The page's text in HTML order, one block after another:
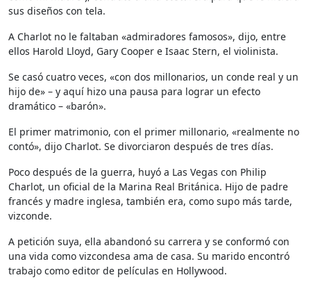
sus diseños con tela.
A Charlot no le faltaban «admiradores famosos», dijo, entre
ellos Harold Lloyd, Gary Cooper e Isaac Stern, el violinista.
Se casó cuatro veces, «con dos millonarios, un conde real y un
hijo de» – y aquí hizo una pausa para lograr un efecto
dramático – «barón».
El primer matrimonio, con el primer millonario, «realmente no
contó», dijo Charlot. Se divorciaron después de tres días.
Poco después de la guerra, huyó a Las Vegas con Philip
Charlot, un oficial de la Marina Real Británica. Hijo de padre
francés y madre inglesa, también era, como supo más tarde,
vizconde.
A petición suya, ella abandonó su carrera y se conformó con
una vida como vizcondesa ama de casa. Su marido encontró
trabajo como editor de películas en Hollywood.